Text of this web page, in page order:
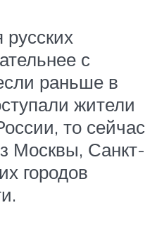
с
раньше в
жители
то сейчас
Москвы, Санкт-
городов